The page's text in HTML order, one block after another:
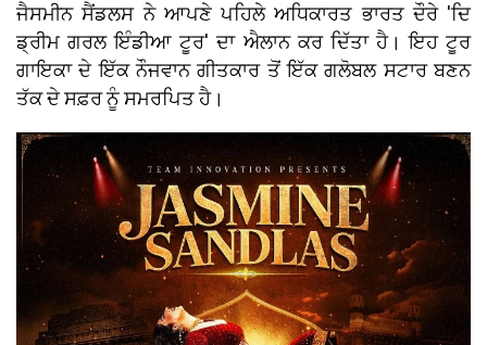
ਜੈਸਮੀਨ ਸੈਂਡਲਸ ਨੇ ਆਪਣੇ ਪਹਿਲੇ ਅਧਿਕਾਰਤ ਭਾਰਤ ਦੌਰੇ 'ਦਿ
ਡ੍ਰੀਮ ਗਰਲ ਇੰਡੀਆ ਟੂਰ' ਦਾ ਐਲਾਨ ਕਰ ਦਿੱਤਾ ਹੈ। ਇਹ ਟੂਰ
ਗਾਇਕਾ ਦੇ ਇੱਕ ਨੌਜਵਾਨ ਗੀਤਕਾਰ ਤੋਂ ਇੱਕ ਗਲੋਬਲ ਸਟਾਰ ਬਣਨ
ਤੱਕ ਦੇ ਸਫ਼ਰ ਨੂੰ ਸਮਰਪਿਤ ਹੈ।